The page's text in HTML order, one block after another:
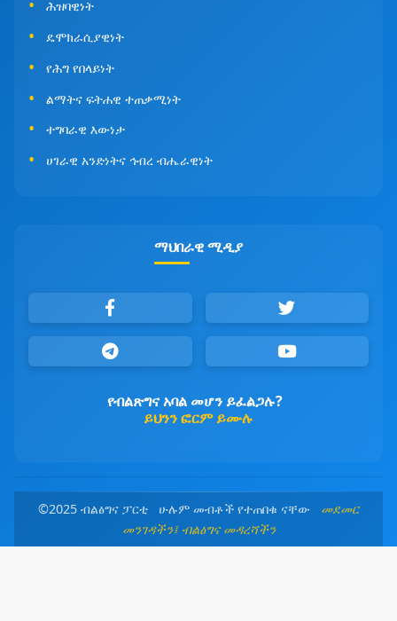
ሕዝባዊነት
ዴሞክራሲያዊነት
የሕግ የበላይነት
ልማትና ፍትሐዊ ተጠቃሚነት
ተግባራዊ እውነታ
ሀገራዊ አንድነትና ኅብረ ብሔራዊነት
ማህበራዊ ሚዲያ
የብልጽግና አባል መሆን ይፈልጋሉ?
ይህንን ፎርም ይሙሉ
©2025 ብልፅግና ፓርቲ ሁሉም መብቶች የተጠበቁ ናቸው መደመር
መንገዳችን፤ ብልፅግና መዳረሻችን